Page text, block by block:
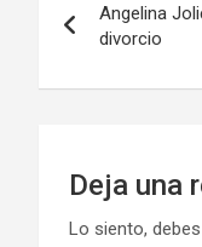
de
entradas
Angelina
divorcio
Deja una
Lo siento,